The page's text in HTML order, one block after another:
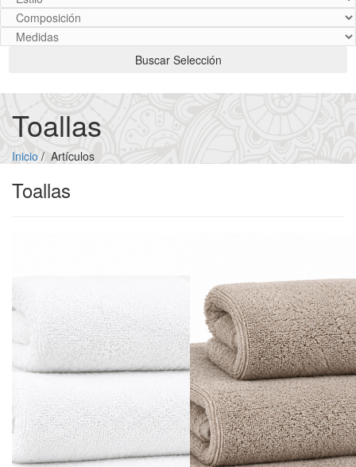
Toallas
Inicio / Artículos
Toallas